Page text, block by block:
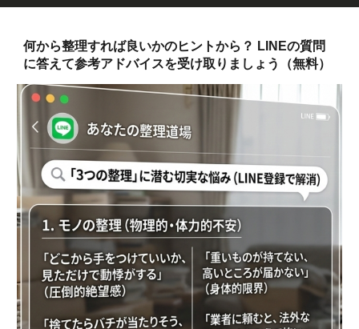
何から整理すれば良いかのヒントから？ LINEの質問
に答えて参考アドバイスを受け取りましょう（無料）